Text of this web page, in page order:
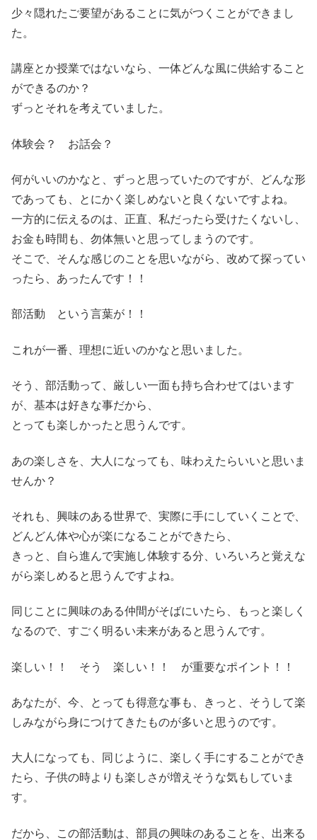
少々隠れたご要望があることに気がつくことができまし
た。
講座とか授業ではないなら、一体どんな風に供給すること
ができるのか？
ずっとそれを考えていました。
体験会？ お話会？
何がいいのかなと、ずっと思っていたのですが、どんな形
であっても、とにかく楽しめないと良くないですよね。
一方的に伝えるのは、正直、私だったら受けたくないし、
お金も時間も、勿体無いと思ってしまうのです。
そこで、そんな感じのことを思いながら、改めて探ってい
ったら、あったんです！！
部活動 という言葉が！！
これが一番、理想に近いのかなと思いました。
そう、部活動って、厳しい一面も持ち合わせてはいます
が、基本は好きな事だから、
とっても楽しかったと思うんです。
あの楽しさを、大人になっても、味わえたらいいと思いま
せんか？
それも、興味のある世界で、実際に手にしていくことで、
どんどん体や心が楽になることができたら、
きっと、自ら進んで実施し体験する分、いろいろと覚えな
がら楽しめると思うんですよね。
同じことに興味のある仲間がそばにいたら、もっと楽しく
なるので、すごく明るい未来があると思うんです。
楽しい！！ そう 楽しい！！ が重要なポイント！！
あなたが、今、とっても得意な事も、きっと、そうして楽
しみながら身につけてきたものが多いと思うのです。
大人になっても、同じように、楽しく手にすることができ
たら、子供の時よりも楽しさが増えそうな気もしていま
す。
だから、この部活動は、部員の興味のあることを、出来る